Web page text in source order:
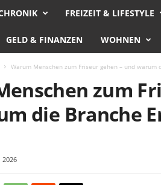
FREIZEIT & LIFESTYLE
GELD & FINANZEN WOHNEN
Warum Menschen zum Friseur gehen – und
zum
die Branche